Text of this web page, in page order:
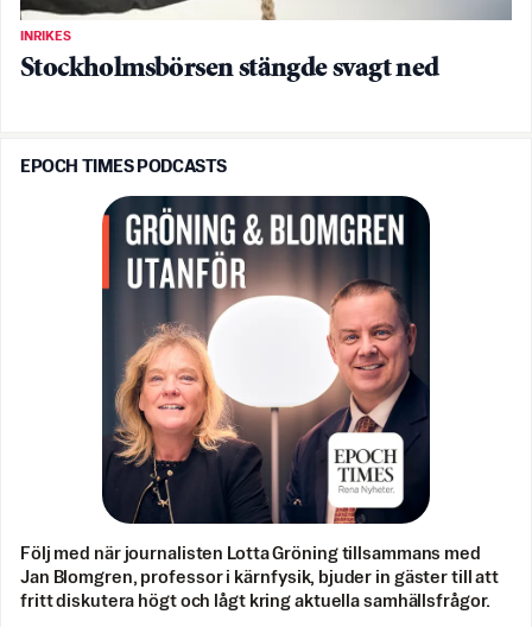
INRIKES
Stockholmsbörsen stängde svagt ned
EPOCH TIMES PODCASTS
Följ med när journalisten Lotta Gröning tillsammans med
Jan Blomgren, professor i kärnfysik, bjuder in gäster till att
fritt diskutera högt och lågt kring aktuella samhällsfrågor.